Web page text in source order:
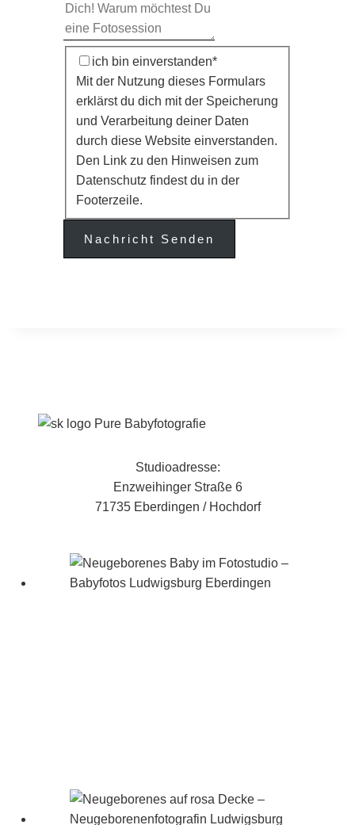
Einverständnis
ich bin einverstanden*
Mit der Nutzung dieses Formulars
erklärst du dich mit der Speicherung
und Verarbeitung deiner Daten
durch diese Website einverstanden.
Den Link zu den Hinweisen zum
Datenschutz findest du in der
Footerzeile.
Nachricht Senden
Studioadresse:
Enzweihinger Straße 6
71735 Eberdingen / Hochdorf